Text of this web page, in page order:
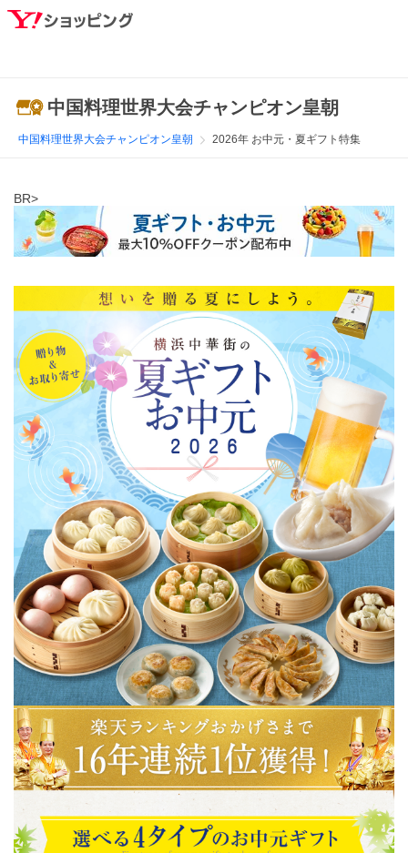
中国料理世界大会チャンピオン皇朝
中国料理世界大会チャンピオン皇朝 2026年 お中元・夏ギフト特集
BR>